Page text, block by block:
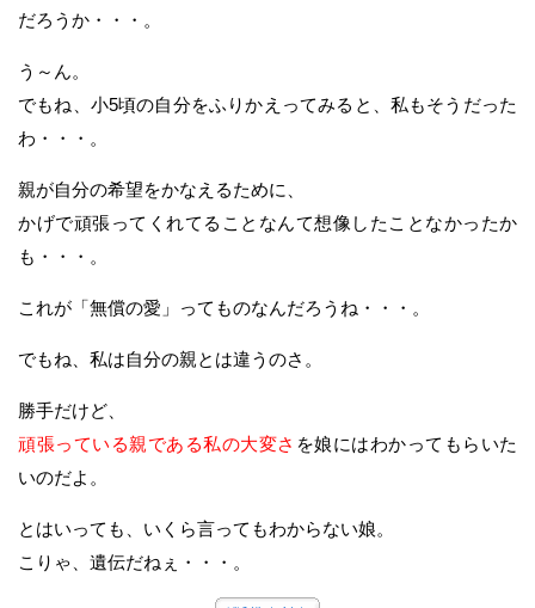
だろうか・・・。
う～ん。
でもね、小5頃の自分をふりかえってみると、私もそうだった
わ・・・。
親が自分の希望をかなえるために、
かげで頑張ってくれてることなんて想像したことなかったか
も・・・。
これが「無償の愛」ってものなんだろうね・・・。
でもね、私は自分の親とは違うのさ。
勝手だけど、
頑張っている親である私の大変さ を娘にはわかってもらいた
いのだよ。
とはいっても、いくら言ってもわからない娘。
こりゃ、遺伝だねぇ・・・。